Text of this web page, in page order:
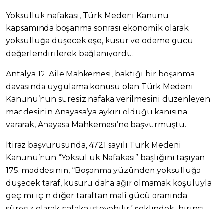
Yoksulluk nafakası, Türk Medeni Kanunu
kapsamında boşanma sonrası ekonomik olarak
yoksulluğa düşecek eşe, kusur ve ödeme gücü
değerlendirilerek bağlanıyordu.
Antalya 12. Aile Mahkemesi, baktığı bir boşanma
davasında uygulama konusu olan Türk Medeni
Kanunu’nun süresiz nafaka verilmesini düzenleyen
maddesinin Anayasa’ya aykırı olduğu kanısına
vararak, Anayasa Mahkemesi’ne başvurmuştu.
İtiraz başvurusunda, 4721 sayılı Türk Medeni
Kanunu’nun “Yoksulluk Nafakası” başlığını taşıyan
175. maddesinin, “Boşanma yüzünden yoksulluğa
düşecek taraf, kusuru daha ağır olmamak koşuluyla
geçimi için diğer taraftan malî gücü oranında